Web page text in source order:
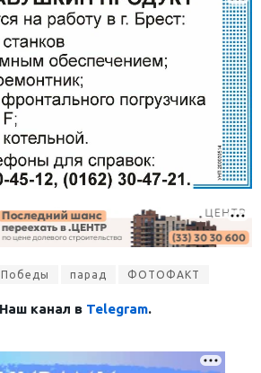
Победы парад ФОТОФАКТ
канал в Telegram.